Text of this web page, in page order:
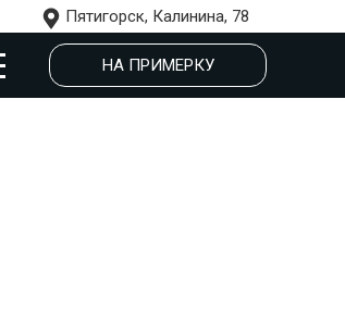
Пятигорск, Калинина, 78
НА ПРИМЕРКУ